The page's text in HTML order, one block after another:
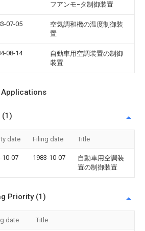
フアンモ−タ制御装置
07-05
空気調和機の温度制御装
置
08-14
自動車用空調装置の制御
装置
(1)
date Filing date Title
10-07 1983-10-07
自動車用空調装
置の制御装置
Priority (1)
date Title